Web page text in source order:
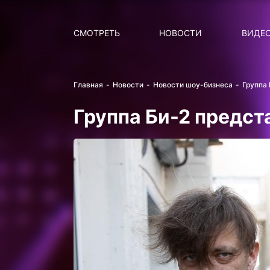
СМОТРЕТЬ НОВОСТИ
Главная Новости Новости шоу-бизнеса
Группа Би-2